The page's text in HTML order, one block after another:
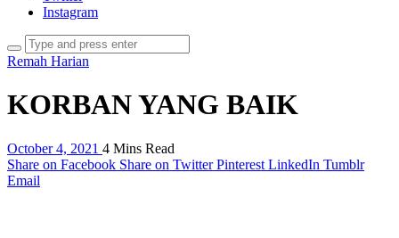
Instagram
Remah Harian
KORBAN YANG BAIK
October 4, 2021 4 Mins Read
Share on Facebook Share on Twitter Pinterest LinkedIn Tumblr
Email